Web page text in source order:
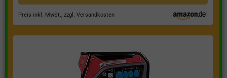
Preis inkl. MwSt., zzgl. Versandkosten